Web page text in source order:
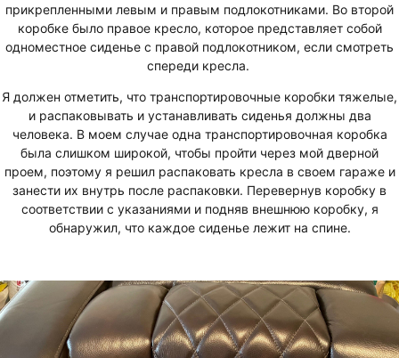
прикрепленными левым и правым подлокотниками. Во второй
коробке было правое кресло, которое представляет собой
одноместное сиденье с правой подлокотником, если смотреть
спереди кресла.
Я должен отметить, что транспортировочные коробки тяжелые,
и распаковывать и устанавливать сиденья должны два
человека. В моем случае одна транспортировочная коробка
была слишком широкой, чтобы пройти через мой дверной
проем, поэтому я решил распаковать кресла в своем гараже и
занести их внутрь после распаковки. Перевернув коробку в
соответствии с указаниями и подняв внешнюю коробку, я
обнаружил, что каждое сиденье лежит на спине.